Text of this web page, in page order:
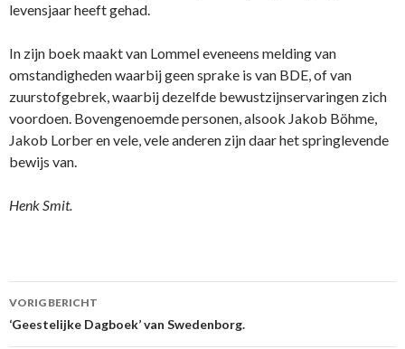
levensjaar heeft gehad.
In zijn boek maakt van Lommel eveneens melding van
omstandigheden waarbij geen sprake is van BDE, of van
zuurstofgebrek, waarbij dezelfde bewustzijnservaringen zich
voordoen. Bovengenoemde personen, alsook Jakob Böhme,
Jakob Lorber en vele, vele anderen zijn daar het springlevende
bewijs van.
Henk Smit.
Berichtnavigatie
VORIG BERICHT
‘Geestelijke Dagboek’ van Swedenborg.